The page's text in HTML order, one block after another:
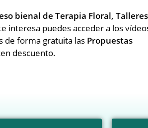
bienal de Terapia Floral,
interesa puedes acceder a los
de forma gratuita las Propuestas
descuento.